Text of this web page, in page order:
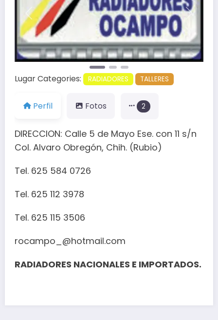
Anterior
Lugar Categories: RADIADORES TALLERES
Perfil Fotos 2
DIRECCION: Calle 5 de Mayo Ese. con 11 s/n
Col. Alvaro Obregón, Chih. (Rubio)
Tel. 625 584 0726
Tel. 625 112 3978
Tel. 625 115 3506
rocampo_@hotmail.com
RADIADORES NACIONALES E IMPORTADOS.